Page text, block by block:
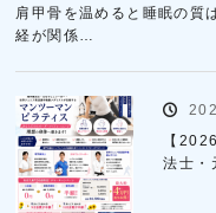
肩甲骨を温めると睡眠の質
経が関係…
【
法士・